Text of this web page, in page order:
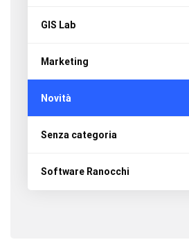
GIS Lab
Marketing
Novità
Senza categoria
Software Ranocchi